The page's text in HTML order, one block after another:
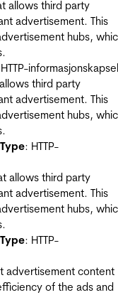
allows third party
advertisement. This
hubs,
informasjonskapsel
third party
advertisement. This
hubs,
Type: HTTP-
allows third party
advertisement. This
hubs,
Type: HTTP-
advertisement content
of the ads and